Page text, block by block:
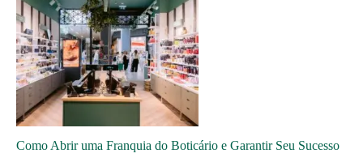
Como Abrir uma Franquia do Boticário e Garantir Seu Sucesso